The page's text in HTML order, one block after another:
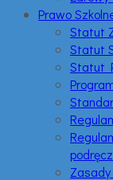
Prawo
Statut
Statut
Statut
Zasady